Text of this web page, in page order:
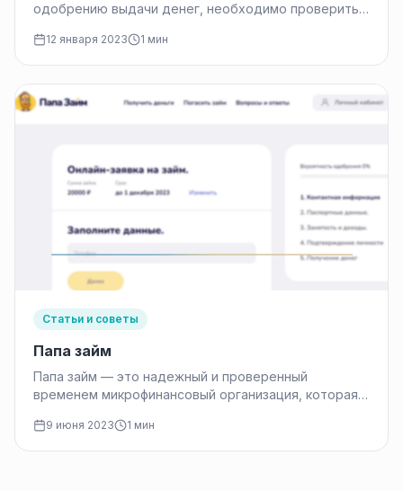
одобрению выдачи денег, необходимо проверить
12 января 2023 1 мин
Статьи и советы
Папа займ
Папа займ — это надежный и проверенный
временем микрофинансовый организация, которая
9 июня 2023 1 мин